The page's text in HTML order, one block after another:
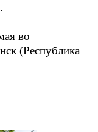
во
(Республика